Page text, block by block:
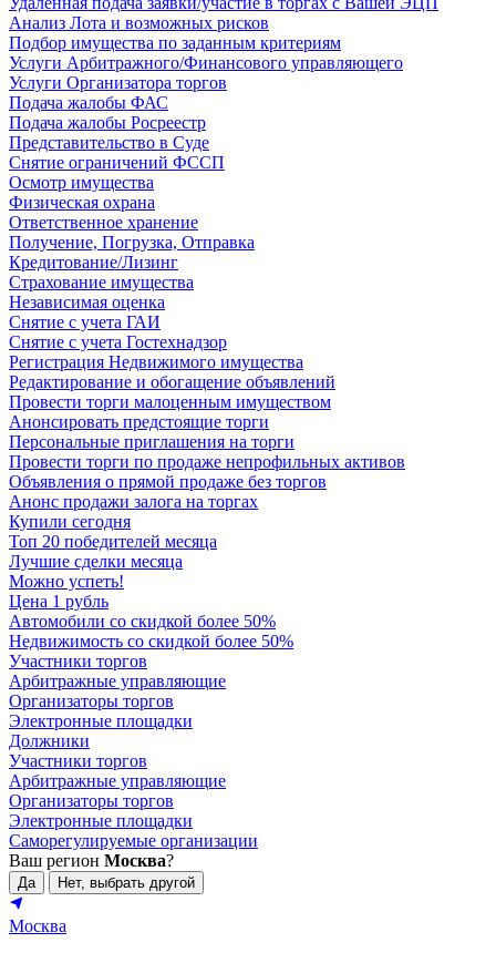
Анализ Лота и возможных рисков
Подбор имущества по заданным критериям
Услуги Арбитражного/Финансового управляющего
Услуги Организатора торгов
Подача жалобы ФАС
Подача жалобы Росреестр
Представительство в Суде
Снятие ограничений ФССП
Осмотр имущества
Физическая охрана
Ответственное хранение
Получение, Погрузка, Отправка
Кредитование/Лизинг
Страхование имущества
Независимая оценка
Снятие с учета ГАИ
Снятие с учета Гостехнадзор
Регистрация Недвижимого имущества
Редактирование и обогащение объявлений
Провести торги малоценным имуществом
Анонсировать предстоящие торги
Персональные приглашения на торги
Провести торги по продаже непрофильных активов
Объявления о прямой продаже без торгов
Анонс продажи залога на торгах
Купили сегодня
Топ 20 победителей месяца
Лучшие сделки месяца
Можно успеть!
Цена 1 рубль
Автомобили со скидкой более 50%
Недвижимость со скидкой более 50%
Участники торгов
Арбитражные управляющие
Организаторы торгов
Электронные площадки
Должники
Участники торгов
Арбитражные управляющие
Организаторы торгов
Электронные площадки
Саморегулируемые организации
Ваш регион Москва?
Да Нет, выбрать другой
Москва